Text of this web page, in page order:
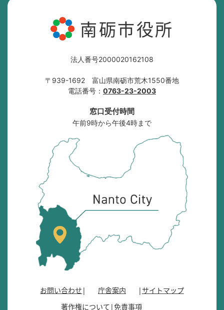
南砺市役所
法人番号2000020162108
〒939-1692 富山県南砺市荒木1550番地
電話番号： 0763-23-2003
窓口受付時間
午前9時から午後4時まで
位
置
を
記
し
た
地
。
富
お問い合わせ 庁舎案内
サイトマップ
著作権について 免責事項